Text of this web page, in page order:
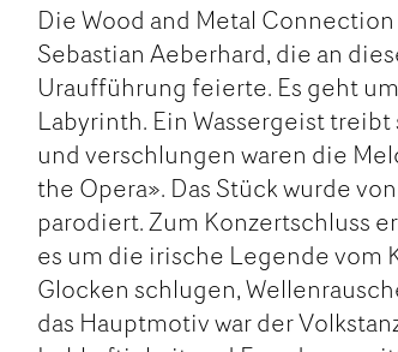
Die Wood and Metal
Sebastian Aeberhard, die an
Uraufführung feierte. Es geht
Labyrinth. Ein Wassergeist
und verschlungen waren die
the Opera». Das Stück wurde
parodiert. Zum Konzertschluss
es um die irische Legende vom
Glocken schlugen,
das Hauptmotiv war der